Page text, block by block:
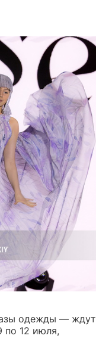
одежды — ждут
по 12 июля,